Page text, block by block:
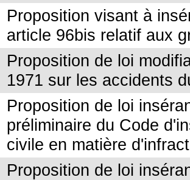
Proposition visant à
article 96bis relatif aux
Proposition de loi
1971 sur les accidents
Proposition de loi
préliminaire du Code
civile en matière
Proposition de loi